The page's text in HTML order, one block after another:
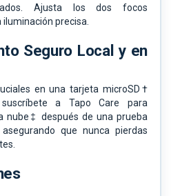
Ajusta los dos focos
precisa.
Seguro Local y en
en una tarjeta microSD†
a Tapo Care para
nube‡ después de una prueba
que nunca pierdas